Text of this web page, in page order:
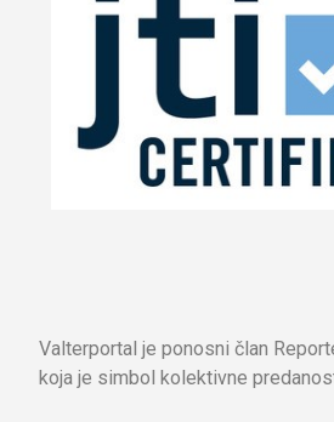
Valterportal je ponosni član
koja je simbol kolektivne